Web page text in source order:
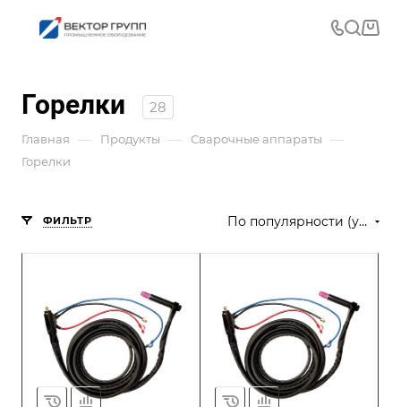
Горелки 28
Главная — Продукты — Сварочные аппараты —
Горелки
ФИЛЬТР По популярности (убывание)